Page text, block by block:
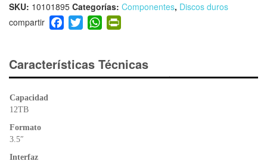
SKU: 10101895 Categorías: Componentes, Discos duros
F
a
e
b
T
wi
er
W
h
s
A
ri
e
Características Técnicas
Capacidad
12TB
Formato
3.5″
Interfaz